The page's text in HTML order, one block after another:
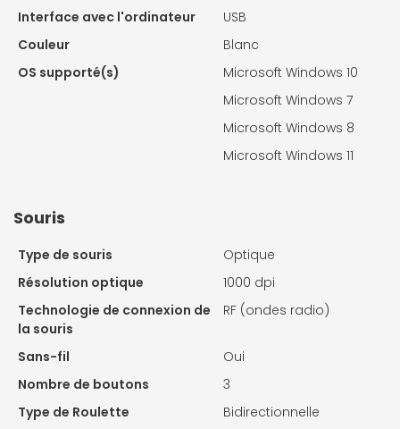
Interface avec l'ordinateur
USB
Couleur
Blanc
OS supporté(s)
Microsoft Windows 10
Microsoft Windows 7
Microsoft Windows 8
Microsoft Windows 11
Souris
Type de souris
Optique
Résolution optique
1000 dpi
Technologie de connexion de
la souris
RF (ondes radio)
Sans-fil
Oui
Nombre de boutons
3
Type de Roulette
Bidirectionnelle